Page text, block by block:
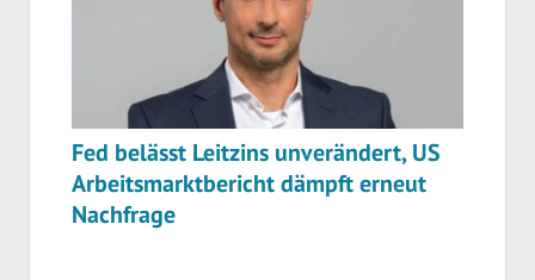
Fed belässt Leitzins unverändert, US
Arbeitsmarktbericht dämpft erneut
Nachfrage